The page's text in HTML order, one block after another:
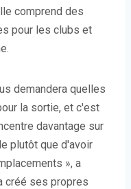
comprend des
pour les clubs et
demandera quelles
la sortie, et c'est
davantage sur
plutôt que d'avoir
», a
créé ses propres